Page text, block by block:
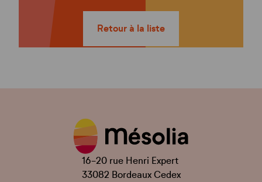
Retour à la liste
16-20 rue Henri Expert
33082 Bordeaux Cedex